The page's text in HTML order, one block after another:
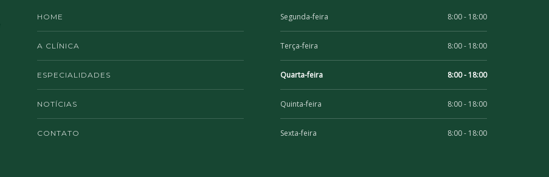
HOME
A CLÍNICA
ESPECIALIDADES
NOTÍCIAS
CONTATO
Segunda-feira 8:00 - 18:00
Terça-feira 8:00 - 18:00
Quarta-feira 8:00 - 18:00
Quinta-feira 8:00 - 18:00
Sexta-feira 8:00 - 18:00